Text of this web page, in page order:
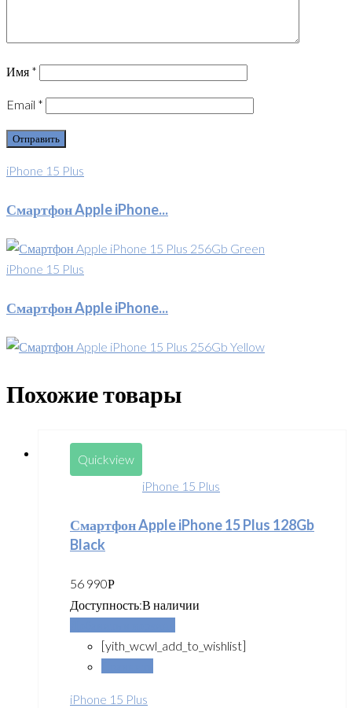
Имя *
Email *
iPhone 15 Plus
Смартфон Apple iPhone...
iPhone 15 Plus
Смартфон Apple iPhone...
Похожие товары
Quickview
iPhone 15 Plus
Смартфон Apple iPhone 15 Plus 128Gb
Black
56 990Р
Доступность:В наличии
[yith_wcwl_add_to_wishlist]
iPhone 15 Plus